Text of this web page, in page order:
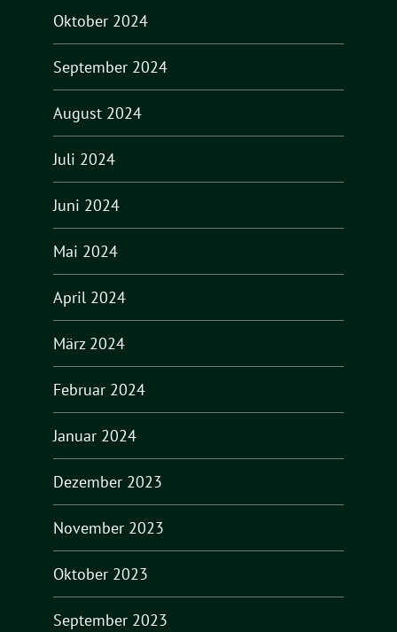
Oktober 2024
September 2024
August 2024
Juli 2024
Juni 2024
Mai 2024
April 2024
März 2024
Februar 2024
Januar 2024
Dezember 2023
November 2023
Oktober 2023
September 2023